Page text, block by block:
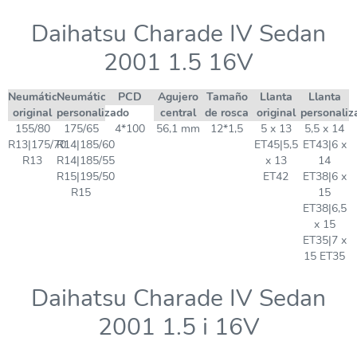
Daihatsu Charade IV Sedan
2001 1.5 16V
Neumático
original
Neumático
personalizado
PCD
Agujero
central
Tamaño
de rosca
Llanta
original
Llanta
155/80
R13|175/70
R13
175/65
R14|185/60
R14|185/55
R15|195/50
R15
4*100 56,1 mm 12*1,5
5 x 13
ET45|5,5
x 13
ET42
5,5 x 14
ET43|6 x
14
ET38|6 x
15
ET38|6,5
x 15
ET35|7 x
15 ET35
Daihatsu Charade IV Sedan
2001 1.5 i 16V